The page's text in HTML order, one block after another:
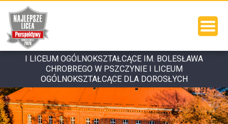
I LICEUM OGÓLNOKSZTAŁCĄCE IM. BOLESŁAWA
CHROBREGO W PSZCZYNIE I LICEUM
OGÓLNOKSZTAŁCĄCE DLA DOROSŁYCH